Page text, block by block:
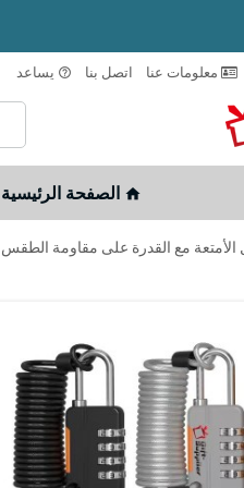
معلومات عنا اتصل بنا help_outline يساعد
home الصفحة الرئيسية
الأمتعة مع القدرة على مقاومة الطقس